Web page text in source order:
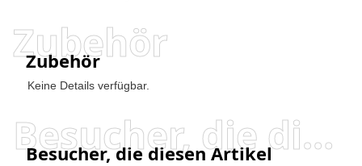
Zubehör
Zubehör
Keine Details verfügbar.
Besucher, die diesen Artikel angesehen haben, haben auch angesehen
Besucher, die diesen Artikel